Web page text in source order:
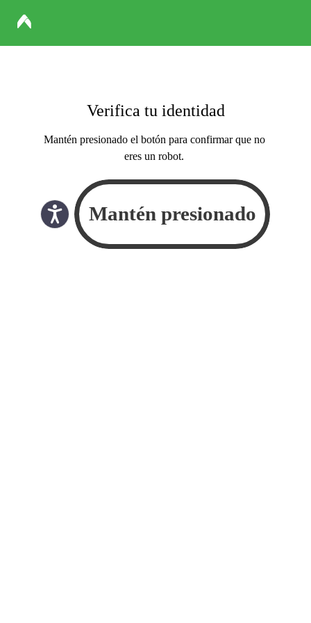
Verifica tu identidad
Mantén presionado el botón para confirmar que no
eres un robot.